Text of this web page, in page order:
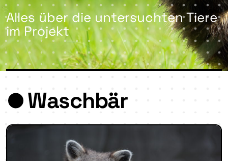
Alles über die untersuchten Tiere
im Projekt
Waschbär